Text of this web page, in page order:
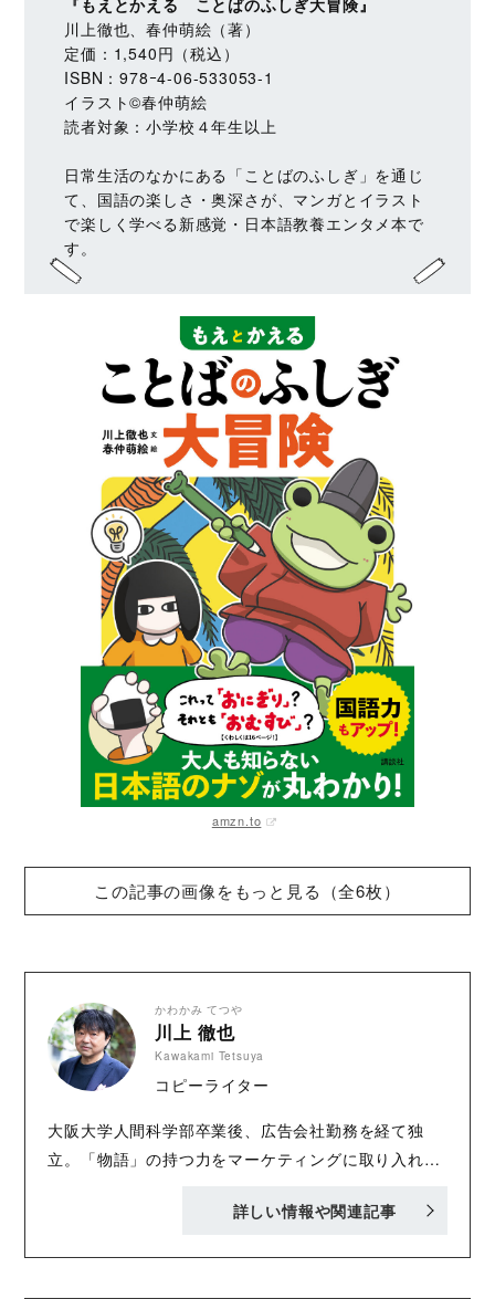
川上徹也、春仲萌絵（著）
定価：1,540円（税込）
ISBN：978ｰ4-06-533053-1
イラスト©春仲萌絵
読者対象：小学校４年生以上
日常生活のなかにある「ことばのふしぎ」を通じ
て、国語の楽しさ・奥深さが、マンガとイラスト
で楽しく学べる新感覚・日本語教養エンタメ本で
す。
amzn.to
この記事の画像をもっと見る（全6枚）
かわかみ てつや
川上 徹也
Kawakami Tetsuya
コピーライター
大阪大学人間科学部卒業後、広告会社勤務を経て独
立。「物語」の持つ力をマーケティングに取り入れた
れる。言葉のプロとして日本語の成り立ちや語源につ
詳しい情報や関連記事